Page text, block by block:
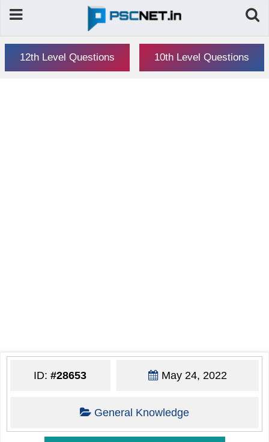
12th Level Questions 10th Level Questions
ID:#28653 May 24, 2022
General Knowledge